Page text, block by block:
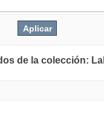
de la colección: